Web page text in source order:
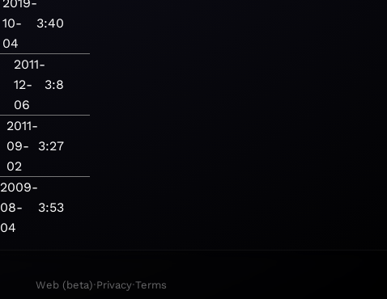
10-
04
3:40
2011-
12-
06
3:8
2011-
09-
02
3:27
2009-
08-
04
3:53
Web (beta)·Privacy·Terms